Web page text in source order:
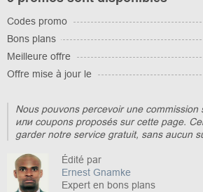
Codes promo
Bons plans
Meilleure offre
Offre mise à jour le
Nous pouvons percevoir une commission
или coupons proposés sur cette page.
garder notre service gratuit, sans aucun
Édité par
Ernest Gnamke
Expert en bons plans